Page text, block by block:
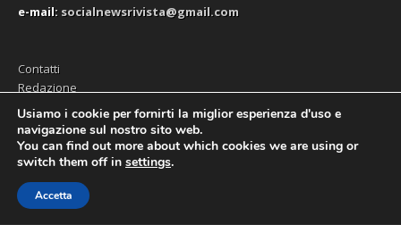
e-mail: socialnewsrivista@gmail.com
Contatti
Redazione
Editore (Auxilia ODV)
Privacy
Copyright © 2026
The Magazine Premium Theme bybavotasan.com.
Usiamo i cookie per fornirti la miglior esperienza d'uso e
navigazione sul nostro sito web.
You can find out more about which cookies we are using or
switch them off in settings.
Accetta